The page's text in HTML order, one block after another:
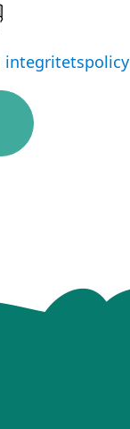
integritetspolicy